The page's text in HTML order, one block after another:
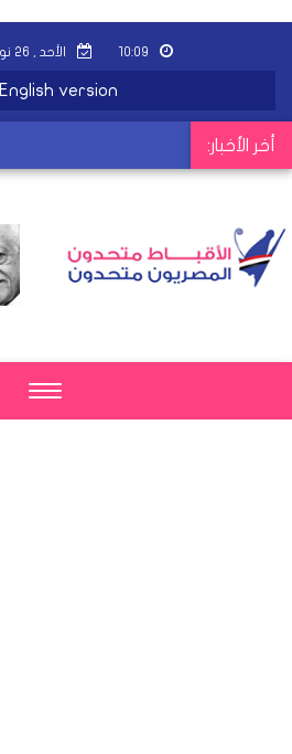
١٠:٠٩ الأحد , ٢٦ نوفمبر ٢٠١٧
English version
أخر الأخبار:
Toggle